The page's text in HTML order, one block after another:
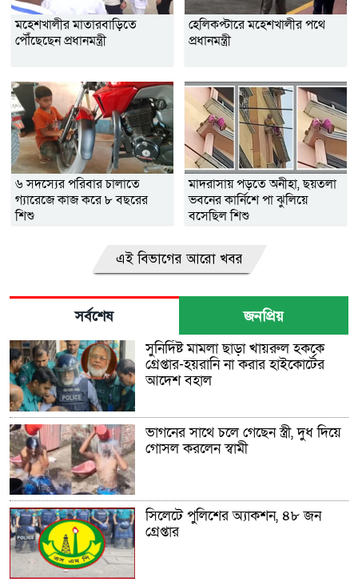
মহেশখালীর মাতারবাড়িতে
পৌঁছেছেন প্রধানমন্ত্রী
হেলিকপ্টারে মহেশখালীর পথে
প্রধানমন্ত্রী
৬ সদস্যের পরিবার চালাতে
গ্যারেজে কাজ করে ৮ বছরের
শিশু
মাদরাসায় পড়তে অনীহা, ছয়তলা
ভবনের কার্নিশে পা ঝুলিয়ে
বসেছিল শিশু
এই বিভাগের আরো খবর
সর্বশেষ জনপ্রিয়
সুনির্দিষ্ট মামলা ছাড়া খায়রুল হককে
গ্রেপ্তার-হয়রানি না করার হাইকোর্টের
আদেশ বহাল
ভাগনের সাথে চলে গেছেন স্ত্রী, দুধ দিয়ে
গোসল করলেন স্বামী
সিলেটে পুলিশের অ্যাকশন, ৪৮ জন
গ্রেপ্তার